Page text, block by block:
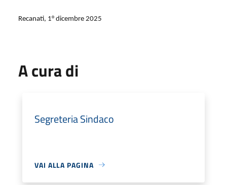
Recanati, 1° dicembre 2025
A cura di
Segreteria Sindaco
VAI ALLA PAGINA